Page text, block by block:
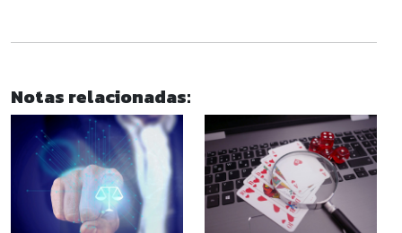
Notas relacionadas: